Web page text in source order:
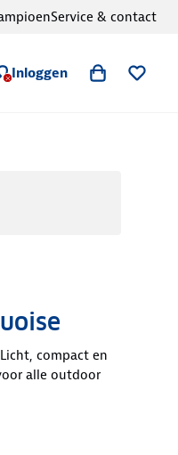
Inloggen
Service & contact
compact en
alle outdoor